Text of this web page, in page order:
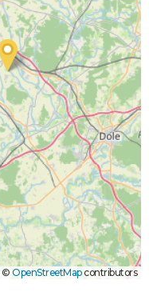
© OpenStreetMapcontributors